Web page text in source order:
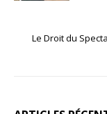
Le Droit du